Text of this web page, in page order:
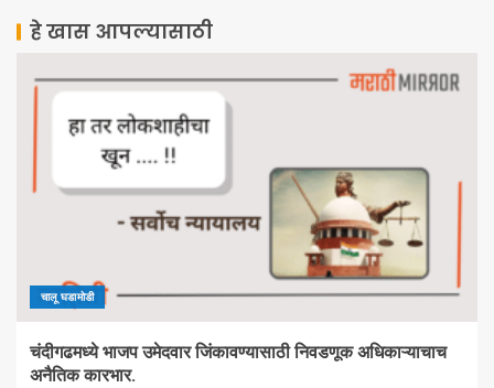
हे खास आपल्यासाठी
चालू घडामोडी
चंदीगढमध्ये भाजप उमेदवार जिंकावण्यासाठी निवडणूक अधिकाऱ्याचाच
अनैतिक कारभार.